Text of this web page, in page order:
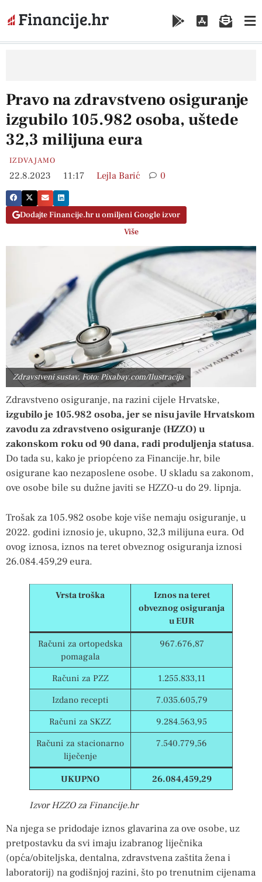
Pravo na zdravstveno osiguranje
izgubilo 105.982 osoba, uštede
32,3 milijuna eura
IZDVAJAMO
22.8.2023 11:17 Lejla Barić 0
Dodajte Financije.hr u omiljeni Google izvor
Više
Zdravstveni sustav, Foto: Pixabay.com/Ilustracija
Zdravstveno osiguranje, na razini cijele Hrvatske,
izgubilo je 105.982 osoba, jer se nisu javile Hrvatskom
zavodu za zdravstveno osiguranje (HZZO) u
zakonskom roku od 90 dana, radi produljenja statusa.
Do tada su, kako je priopćeno za Financije.hr, bile
osigurane kao nezaposlene osobe. U skladu sa zakonom,
ove osobe bile su dužne javiti se HZZO-u do 29. lipnja.
Trošak za 105.982 osobe koje više nemaju osiguranje, u
2022. godini iznosio je, ukupno, 32,3 milijuna eura. Od
ovog iznosa, iznos na teret obveznog osiguranja iznosi
26.084.459,29 eura.
Vrsta troška
Iznos na teret
obveznog osiguranja
u EUR
Računi za ortopedska
pomagala
967.676,87
Računi za PZZ
1.255.833,11
Izdano recepti
7.035.605,79
Računi za SKZZ
9.284.563,95
Računi za stacionarno
liječenje
7.540.779,56
UKUPNO 26.084,459,29
Izvor HZZO za Financije.hr
Na njega se pridodaje iznos glavarina za ove osobe, uz
pretpostavku da svi imaju izabranog liječnika
(opća/obiteljska, dentalna, zdravstvena zaštita žena i
laboratorij) na godišnjoj razini, što po trenutnim cijenama